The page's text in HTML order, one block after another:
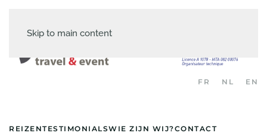
Skip to main content
FR NL EN
REIZENTESTIMONIALSWIE ZIJN WIJ?CONTACT